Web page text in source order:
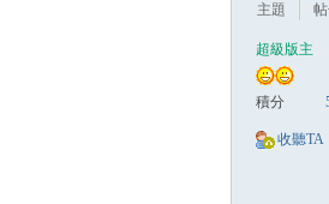
主題
超級版主
積分
收聽TA